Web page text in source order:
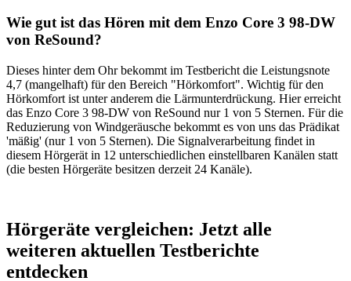
Wie gut ist das Hören mit dem Enzo Core 3 98-DW
von ReSound?
Dieses hinter dem Ohr bekommt im Testbericht die Leistungsnote
4,7 (mangelhaft) für den Bereich "Hörkomfort". Wichtig für den
Hörkomfort ist unter anderem die Lärmunterdrückung. Hier erreicht
das Enzo Core 3 98-DW von ReSound nur 1 von 5 Sternen. Für die
Reduzierung von Windgeräusche bekommt es von uns das Prädikat
'mäßig' (nur 1 von 5 Sternen). Die Signalverarbeitung findet in
diesem Hörgerät in 12 unterschiedlichen einstellbaren Kanälen statt
(die besten Hörgeräte besitzen derzeit 24 Kanäle).
Hörgeräte vergleichen: Jetzt alle
weiteren aktuellen Testberichte
entdecken